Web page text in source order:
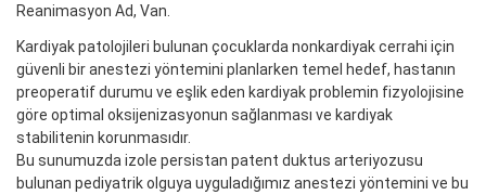
Reanimasyon Ad, Van.
Kardiyak patolojileri bulunan çocuklarda nonkardiyak cerrahi için
güvenli bir anestezi yöntemini planlarken temel hedef, hastanın
preoperatif durumu ve eşlik eden kardiyak problemin fizyolojisine
göre optimal oksijenizasyonun sağlanması ve kardiyak
stabilitenin korunmasıdır.
Bu sunumuzda izole persistan patent duktus arteriyozusu
bulunan pediyatrik olguya uyguladığımız anestezi yöntemini ve bu